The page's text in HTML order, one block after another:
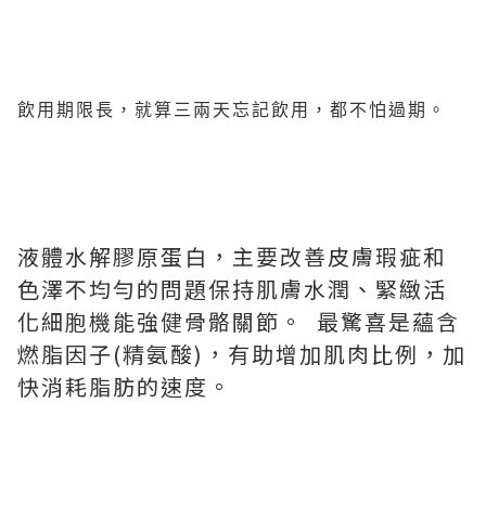
飲用期限長，就算三兩天忘記飲用，都不怕過期。
液體水解膠原蛋白，主要改善皮膚瑕疵和
色澤不均勻的問題保持肌膚水潤、緊緻活
化細胞機能強健骨骼關節。 最驚喜是蘊含
燃脂因子(精氨酸)，有助增加肌肉比例，加
快消耗脂肪的速度。